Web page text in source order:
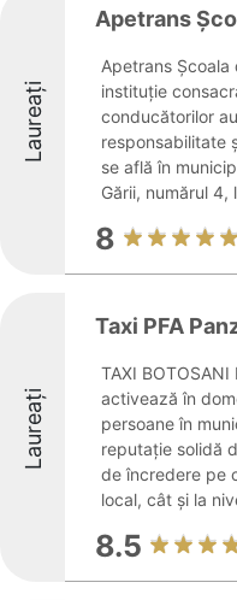
Laureați
Apetrans
Apetrans
instituție
conducătorilor
responsabilitate
se află în
Gării, numărul
8
Laureați
Taxi PFA
TAXI
activează în
persoane în
reputație solidă
de încredere pe
local, cât și la
8.5